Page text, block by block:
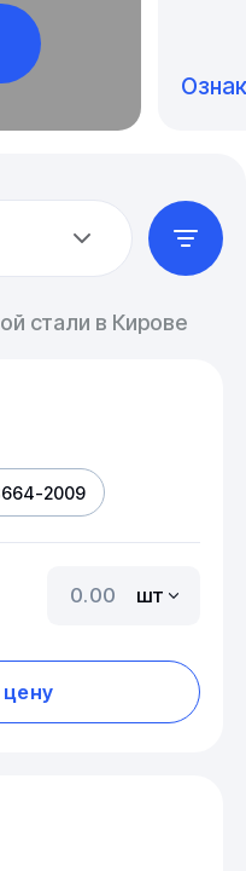
стали в Кирове
2009
шт
цену